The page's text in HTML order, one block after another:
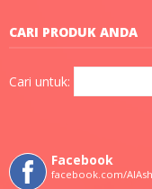
CARI PRODUK ANDA
Cari untuk:
Facebook
facebook.com/